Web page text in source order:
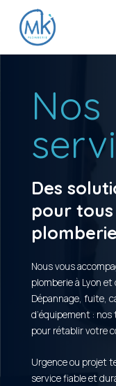
contenu
Nos
Des
pour
Nous vous
plomberie à Lyon et
Dépannage, fuite,
d’équipement :
pour rétablir votre
Urgence ou projet
service fiable et